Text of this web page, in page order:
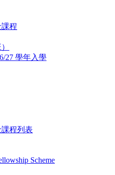
程
27 學年入學
程列表
Scheme